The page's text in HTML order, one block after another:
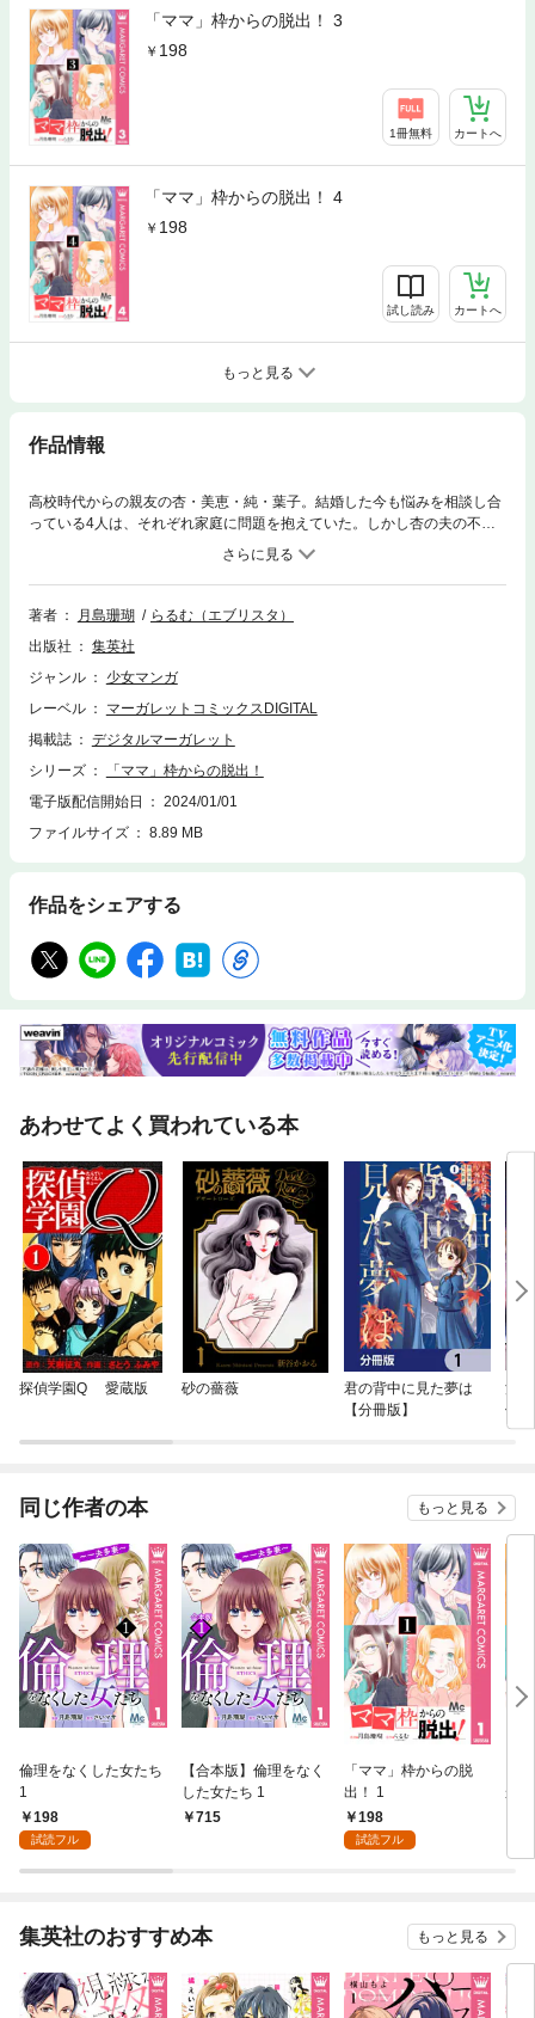
「ママ」枠からの脱出！ 3
198
1冊無料 カートへ
「ママ」枠からの脱出！ 4
198
試し読み カートへ
もっと見る
作品情報
高校時代からの親友の杏・美恵・純・葉子。結婚した今も悩みを相談し合
っている4人は、それぞれ家庭に問題を抱えていた。しかし杏の夫の不倫
が発覚。働いた経験のない世間知らずだった杏は家出をし、外の世界へと
飛び出すが…!? 都合のいい「ママ」という枠から抜け出すことを決意し
た女性たちの逆転ライフバトル！
著者
月島珊瑚
らるむ（エブリスタ）
出版社
集英社
ジャンル
少女マンガ
レーベル
マーガレットコミックスDIGITAL
掲載誌
デジタルマーガレット
シリーズ
「ママ」枠からの脱出！
電子版配信開始日
2024/01/01
ファイルサイズ
8.89 MB
作品をシェアする
あわせてよく買われている本
探偵学園Q 愛蔵版 砂の薔薇
君の背中に見た夢は
【分冊版】
浮
伏
同じ作者の本 もっと見る
倫理をなくした女たち
1
198
試読フル
【合本版】倫理をなく
した女たち 1
715
「ママ」枠からの脱
出！ 1
198
試読フル
か
集英社のおすすめ本 もっと見る